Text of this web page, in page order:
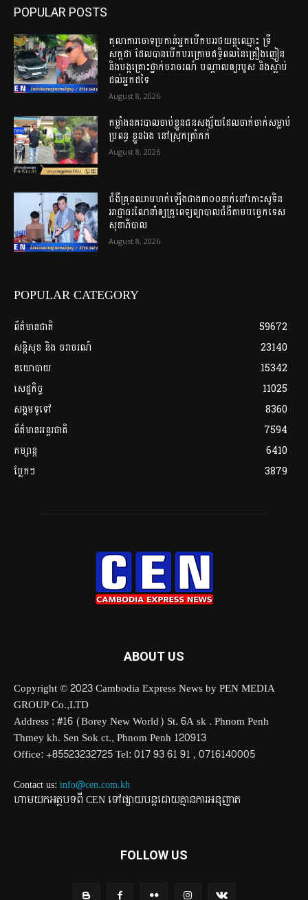
POPULAR POSTS
តុលាការចោទប្រកាន់អ្នកបើកបររថយន្តឈ្មោះ ទ្រី
សក្កដា ដែលបានបើកបរក្រោមឥទ្ធិពលនៃគ្រឿងញៀន
និងបង្កគ្រោះថ្នាក់ចរាចរណ៍ បណ្តាលឲ្យរបួស និងស្លាប់
ដល់អ្នកដទៃ
August 8, 2026
កម្លាំងនគរបាលចាប់ខ្លួនជនសង្ស័យដែលចាក់ចាក់សម្លាប់
ប្រពន្ធ ខ្លួនឯង នៅស្រុកត្រាំកក់
August 8, 2026
ជំងឺគ្រុនឈាមហក់ឡើងជាង៣០០នាក់នៅកោះសូទិន
អាជ្ញាធរណែនាំឲ្យគ្រូពេទ្យព្យាបាលជំងឺតាមបច្ចេកទេស
សុខាភិបាល
August 8, 2026
POPULAR CATEGORY
ព័ត៌មានជាតិ
59672
សន្តិសុខ និង ចរាចរណ៍
23140
នយោបាយ
15342
សេដ្ឋកិច្ច
11025
សង្គមទូទៅ
8360
ព័ត៌មានអន្តរជាតិ
7594
កម្សាន្ត
6410
ប្លែកៗ
3879
ABOUT US
Copyright © 2023 Cambodia Express News by PEN MEDIA
GROUP Co.,LTD
Address : #16 (Borey New World) St. 6A sk . Phnom Penh
Thmey kh. Sen Sok ct., Phnom Penh 120913
Office: +85523232725 Tel: 017 93 61 91 , 0716140005
Contact us: info@cen.com.kh
ហាមយកអត្ថបទពី CEN ទៅផ្សាយបន្តដោយគ្មានការអនុញ្ញាត
FOLLOW US